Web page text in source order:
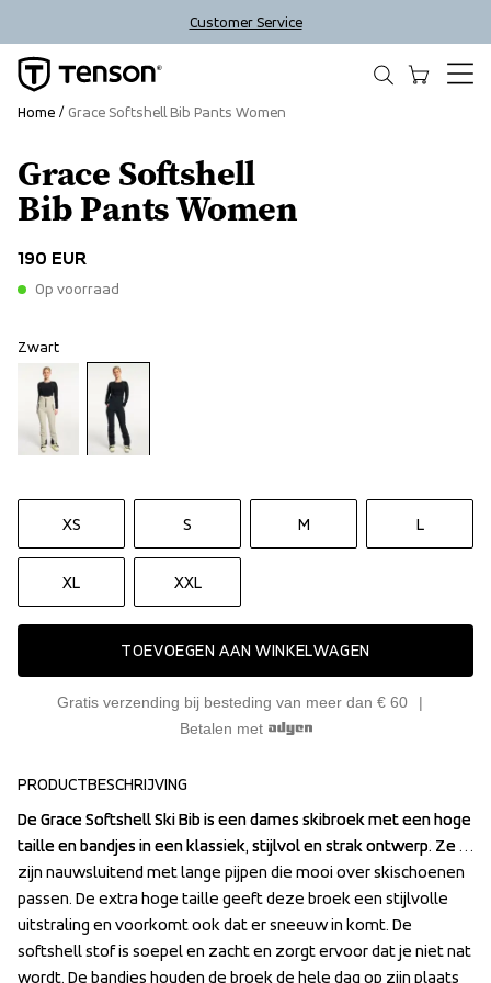
Customer Service
Grace Softshell
Bib Pants Women
190 EUR
Op voorraad
Zwart
XS S M L
XL XXL
TOEVOEGEN AAN WINKELWAGEN
Gratis verzending bij besteding van meer dan € 60
Betalen met
Home Grace Softshell Bib Pants Women
PRODUCTBESCHRIJVING
De Grace Softshell Ski Bib is een dames skibroek met een hoge
taille en bandjes in een klassiek, stijlvol en strak ontwerp. Ze
zijn nauwsluitend met lange pijpen die mooi over skischoenen
passen. De extra hoge taille geeft deze broek een stijlvolle
uitstraling en voorkomt ook dat er sneeuw in komt. De
softshell stof is soepel en zacht en zorgt ervoor dat je niet nat
wordt. De bandjes houden de broek de hele dag op zijn plaats
De Grace Softshell Ski Bib is een dames skibroek met een hoge
taille en bandjes in een klassiek, stijlvol en strak ontwerp. Ze
zijn nauwsluitend met lange pijpen die mooi over skischoenen
passen. De extra hoge taille geeft deze broek een stijlvolle
uitstraling en voorkomt ook dat er sneeuw in komt. De
softshell stof is soepel en zacht en zorgt ervoor dat je niet nat
wordt. De bandjes houden de broek de hele dag op zijn plaats